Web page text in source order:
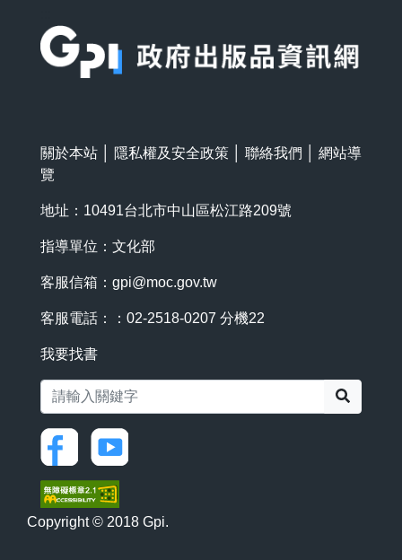
關於本站 隱私權及安全政策 聯絡我們
網站導
覽
地址：10491台北市中山區松江路209號
指導單位：文化部
客服信箱： gpi@moc.gov.tw
客服電話：：02-2518-0207 分機22
我要找書
Copyright © 2018 Gpi.